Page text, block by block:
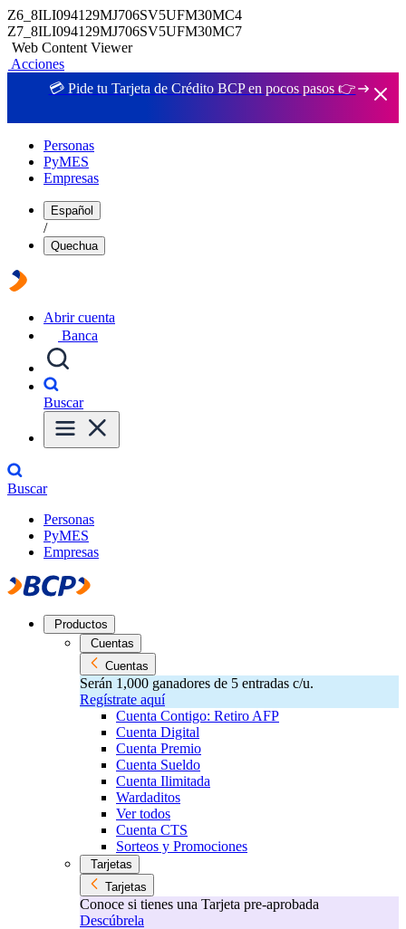
Z6_8ILI094129MJ706SV5UFM30MC4
Z7_8ILI094129MJ706SV5UFM30MC7
Web Content Viewer
Acciones
💳 Pide tu Tarjeta de Crédito BCP en pocos pasos 👉
Personas
PyMES
Empresas
Español
/
Quechua
Abrir cuenta
Banca
Buscar
Buscar
Personas
PyMES
Empresas
Productos
Cuentas
Cuentas
Serán 1,000 ganadores de 5 entradas c/u.
Regístrate aquí
Cuenta Contigo: Retiro AFP
Cuenta Digital
Cuenta Premio
Cuenta Sueldo
Cuenta Ilimitada
Wardaditos
Ver todos
Cuenta CTS
Sorteos y Promociones
Tarjetas
Tarjetas
Conoce si tienes una Tarjeta pre-aprobada
Descúbrela